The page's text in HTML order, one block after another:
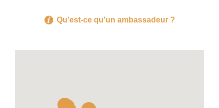
Qu'est-ce qu'un ambassadeur ?